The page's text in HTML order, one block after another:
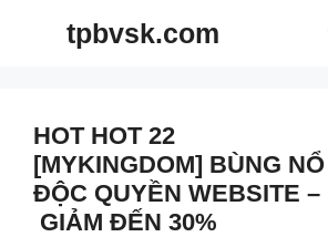
tpbvsk.com
HOT HOT 22
[MYKINGDOM] BÙNG
ĐỘC QUYỀN WEBSITE –
GIẢM ĐẾN 30%